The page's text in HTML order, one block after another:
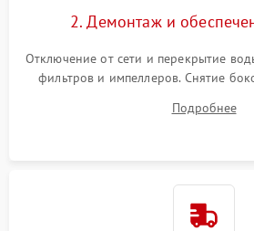
2. Демонтаж и
Отключение от сети и перекрытие
фильтров и импеллеров. Снятие
циркуляционному насосу, ТЭНу
Подробнее